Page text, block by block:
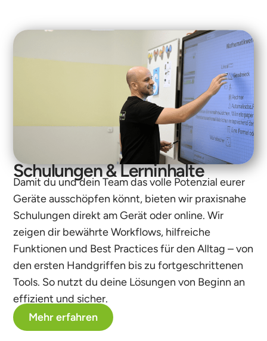
Schulungen & Lerninhalte
Damit du und dein Team das volle Potenzial eurer
Geräte ausschöpfen könnt, bieten wir praxisnahe
Schulungen direkt am Gerät oder online. Wir
zeigen dir bewährte Workflows, hilfreiche
Funktionen und Best Practices für den Alltag – von
den ersten Handgriffen bis zu fortgeschrittenen
Tools. So nutzt du deine Lösungen von Beginn an
effizient und sicher.
Mehr erfahren